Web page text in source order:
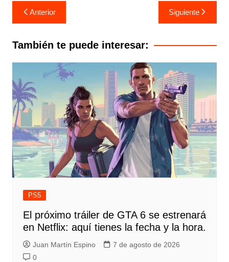
Navegación
de
entradas
Anterior Siguiente
También te puede interesar:
PS5
El próximo tráiler de GTA 6 se estrenará
en Netflix: aquí tienes la fecha y la hora.
Juan Martín Espino
7 de agosto de 2026
0